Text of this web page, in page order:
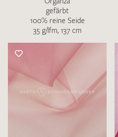
gefärbt
100% reine Seide
35 g/lfm, 137 cm